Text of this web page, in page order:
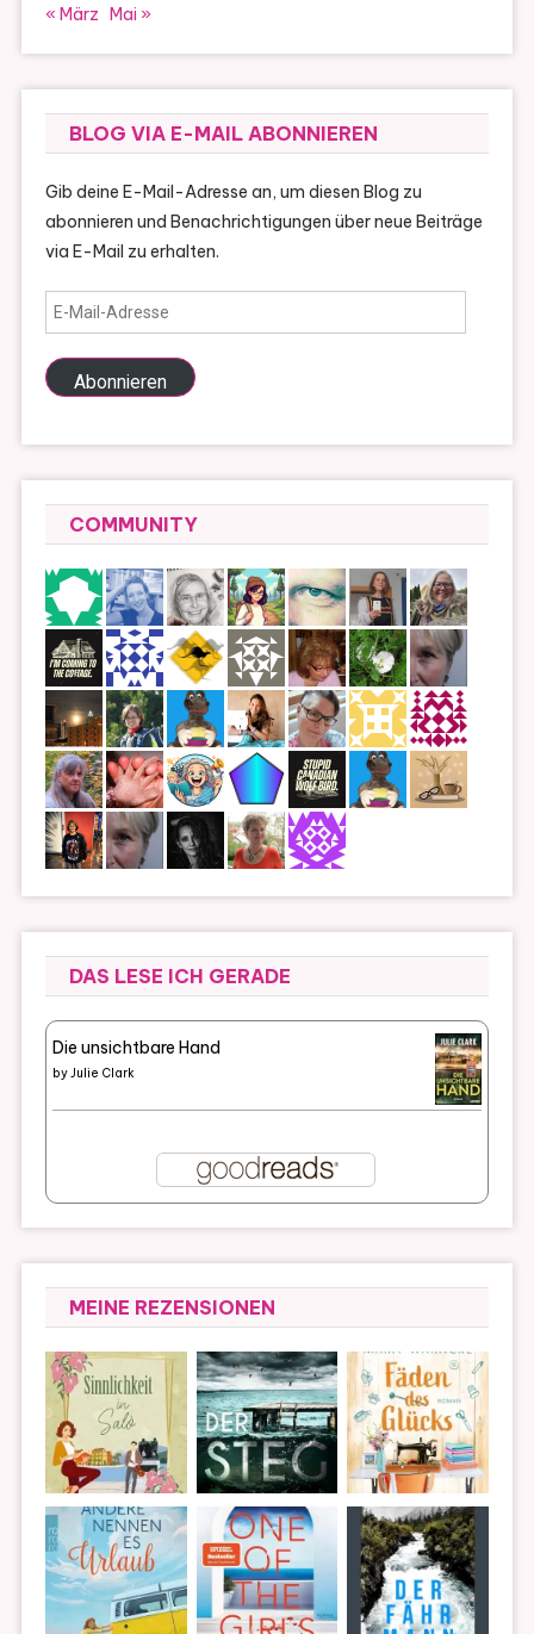
« März Mai »
BLOG VIA E-MAIL ABONNIEREN
Gib deine E-Mail-Adresse an, um diesen Blog zu
abonnieren und Benachrichtigungen über neue Beiträge
via E-Mail zu erhalten.
E-
Mail-
Adresse
Abonnieren
COMMUNITY
DAS LESE ICH GERADE
Die unsichtbare Hand
byJulie Clark
MEINE REZENSIONEN